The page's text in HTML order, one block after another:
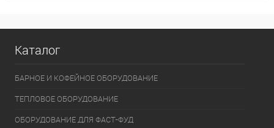
Каталог
БАРНОЕ И КОФЕЙНОЕ ОБОРУДОВАНИЕ
ТЕПЛОВОЕ ОБОРУДОВАНИЕ
ОБОРУДОВАНИЕ ДЛЯ ФАСТ-ФУД